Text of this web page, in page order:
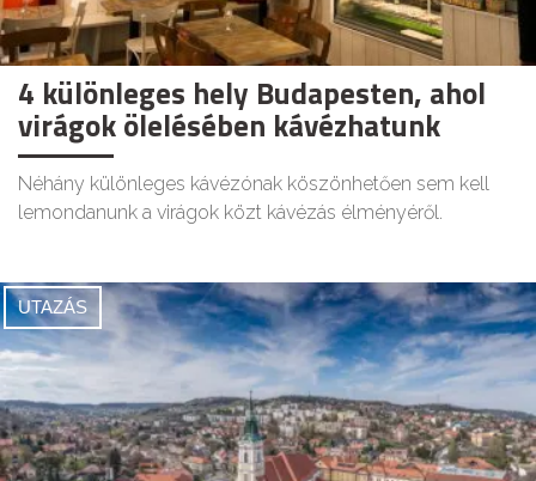
4 különleges hely Budapesten, ahol
virágok ölelésében kávézhatunk
Néhány különleges kávézónak köszönhetően sem kell
lemondanunk a virágok közt kávézás élményéről.
UTAZÁS